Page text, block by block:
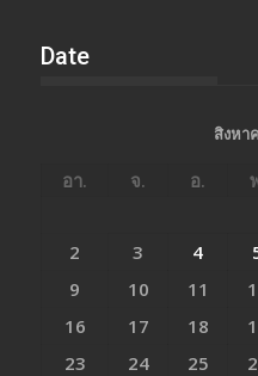
Date
สิงหา
อา. จ. อ.
2
3 4
9
10 11
16
17 18
23
24 25